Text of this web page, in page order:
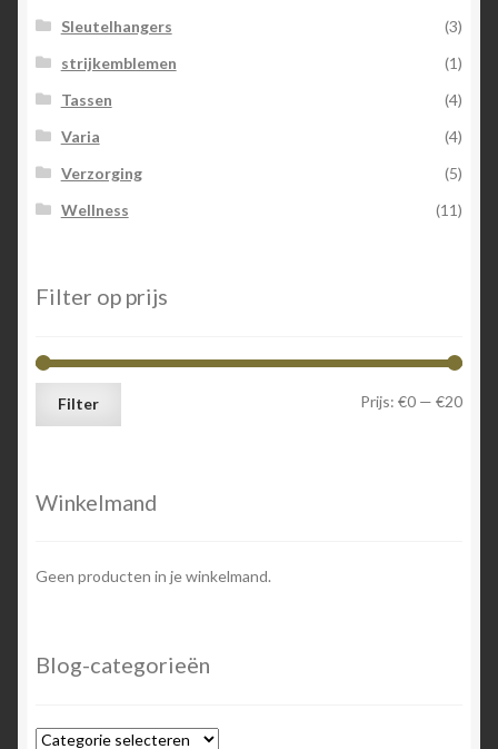
Sleutelhangers
(3)
strijkemblemen
(1)
Tassen
(4)
Varia
(4)
Verzorging
(5)
Wellness
(11)
Filter op prijs
Min.
Max.
Filter Prijs: €0 — €20
Winkelmand
Geen producten in je winkelmand.
Blog-categorieën
Blog-